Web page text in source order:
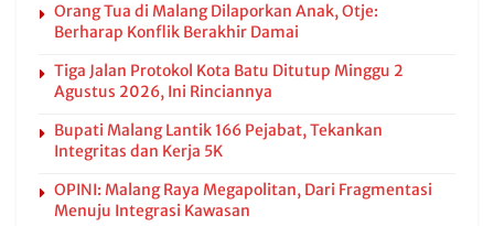
Orang Tua di Malang Dilaporkan Anak, Otje:
Berharap Konflik Berakhir Damai
Tiga Jalan Protokol Kota Batu Ditutup Minggu 2
Agustus 2026, Ini Rinciannya
Bupati Malang Lantik 166 Pejabat, Tekankan
Integritas dan Kerja 5K
OPINI: Malang Raya Megapolitan, Dari Fragmentasi
Menuju Integrasi Kawasan